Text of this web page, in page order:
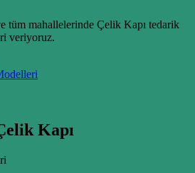
tüm mahallelerinde Çelik Kapı tedarik
veriyoruz.
Kapı